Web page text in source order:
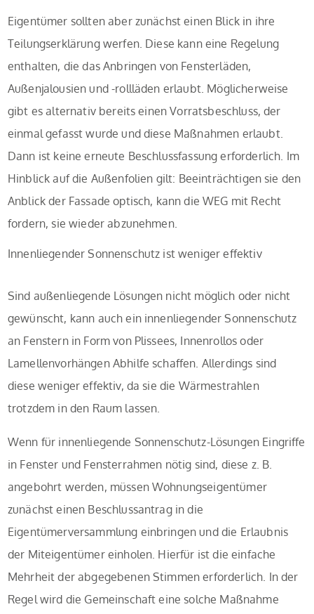
Eigentümer sollten aber zunächst einen Blick in ihre
Teilungserklärung werfen. Diese kann eine Regelung
enthalten, die das Anbringen von Fensterläden,
Außenjalousien und -rollläden erlaubt. Möglicherweise
gibt es alternativ bereits einen Vorratsbeschluss, der
einmal gefasst wurde und diese Maßnahmen erlaubt.
Dann ist keine erneute Beschlussfassung erforderlich. Im
Hinblick auf die Außenfolien gilt: Beeinträchtigen sie den
Anblick der Fassade optisch, kann die WEG mit Recht
fordern, sie wieder abzunehmen.
Innenliegender Sonnenschutz ist weniger effektiv
Sind außenliegende Lösungen nicht möglich oder nicht
gewünscht, kann auch ein innenliegender Sonnenschutz
an Fenstern in Form von Plissees, Innenrollos oder
Lamellenvorhängen Abhilfe schaffen. Allerdings sind
diese weniger effektiv, da sie die Wärmestrahlen
trotzdem in den Raum lassen.
Wenn für innenliegende Sonnenschutz-Lösungen Eingriffe
in Fenster und Fensterrahmen nötig sind, diese z. B.
angebohrt werden, müssen Wohnungseigentümer
zunächst einen Beschlussantrag in die
Eigentümerversammlung einbringen und die Erlaubnis
der Miteigentümer einholen. Hierfür ist die einfache
Mehrheit der abgegebenen Stimmen erforderlich. In der
Regel wird die Gemeinschaft eine solche Maßnahme